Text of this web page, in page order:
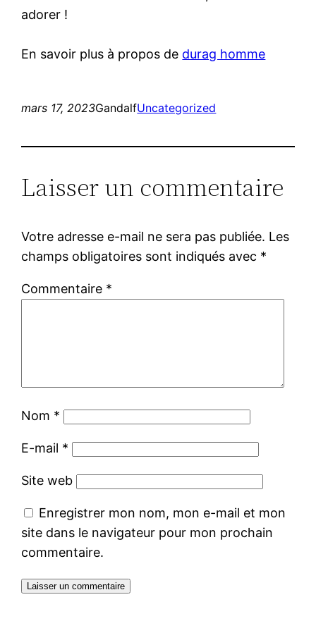
adorer !
En savoir plus à propos de durag homme
mars 17, 2023GandalfUncategorized
Laisser un commentaire
Votre adresse e-mail ne sera pas publiée. Les
champs obligatoires sont indiqués avec *
Commentaire *
Nom *
E-mail *
Site web
Enregistrer mon nom, mon e-mail et mon
site dans le navigateur pour mon prochain
commentaire.